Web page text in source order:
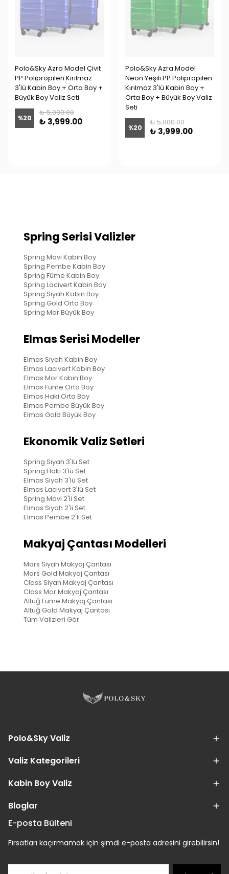
Polo&Sky Azra Model Çivit
PP Polipropilen Kırılmaz
3'lü Kabin Boy + Orta Boy +
Büyük Boy Valiz Seti
%20
₺ 5,000.00
₺ 3,999.00
Polo&Sky Azra Model
Neon Yeşili PP Polipropilen
Kırılmaz 3'lü Kabin Boy +
Orta Boy + Büyük Boy Valiz
Seti
%20
₺ 5,000.00
₺ 3,999.00
Spring Serisi Valizler
Spring Mavi Kabin Boy
Spring Pembe Kabin Boy
Spring Füme Kabin Boy
Spring Lacivert Kabin Boy
Spring Siyah Kabin Boy
Spring Gold Orta Boy
Spring Mor Büyük Boy
Elmas Serisi Modeller
Elmas Siyah Kabin Boy
Elmas Lacivert Kabin Boy
Elmas Mor Kabin Boy
Elmas Füme Orta Boy
Elmas Haki Orta Boy
Elmas Pembe Büyük Boy
Elmas Gold Büyük Boy
Ekonomik Valiz Setleri
Spring Siyah 3'lü Set
Spring Haki 3'lü Set
Elmas Siyah 3'lü Set
Elmas Lacivert 3'lü Set
Spring Mavi 2'li Set
Elmas Siyah 2'li Set
Elmas Pembe 2'li Set
Makyaj Çantası Modelleri
Mars Siyah Makyaj Çantası
Mars Gold Makyaj Çantası
Class Siyah Makyaj Çantası
Class Mor Makyaj Çantası
Altuğ Füme Makyaj Çantası
Altuğ Gold Makyaj Çantası
Tüm Valizleri Gör
Polo&Sky Valiz
Valiz Kategorileri
Kabin Boy Valiz
Bloglar
E-posta Bülteni
Fırsatları kaçırmamak için şimdi e-posta adresini girebilirsin!